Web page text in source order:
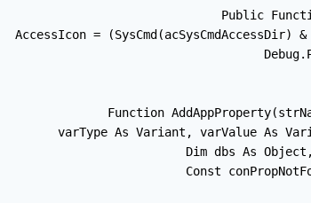
Public
AccessIcon = (SysCmd(acSysCmdAccessDir) &
Function
varType As Variant, varValue As
Dim dbs As
Const